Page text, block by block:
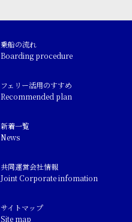
乗船の流れ
Boarding procedure
フェリー活用のすすめ
Recommended plan
新着一覧
News
共同運営会社情報
Joint Corporate infomation
サイトマップ
Site map